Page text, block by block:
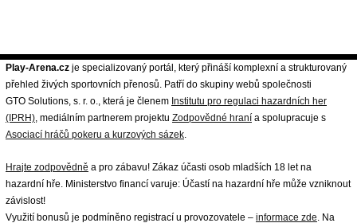
Play-Arena.cz je specializovaný portál, který přináší komplexní a strukturovaný
přehled živých sportovních přenosů. Patří do skupiny webů společnosti
GTO Solutions, s. r. o., která je členem Institutu pro regulaci hazardních her
(IPRH), mediálním partnerem projektu Zodpovědné hraní a spolupracuje s
Asociací hráčů pokeru a kurzových sázek.
Hrajte zodpovědně a pro zábavu! Zákaz účasti osob mladších 18 let na
hazardní hře. Ministerstvo financí varuje: Účastí na hazardní hře může vzniknout
závislost!
Využití bonusů je podmíněno registrací u provozovatele – informace zde. Na